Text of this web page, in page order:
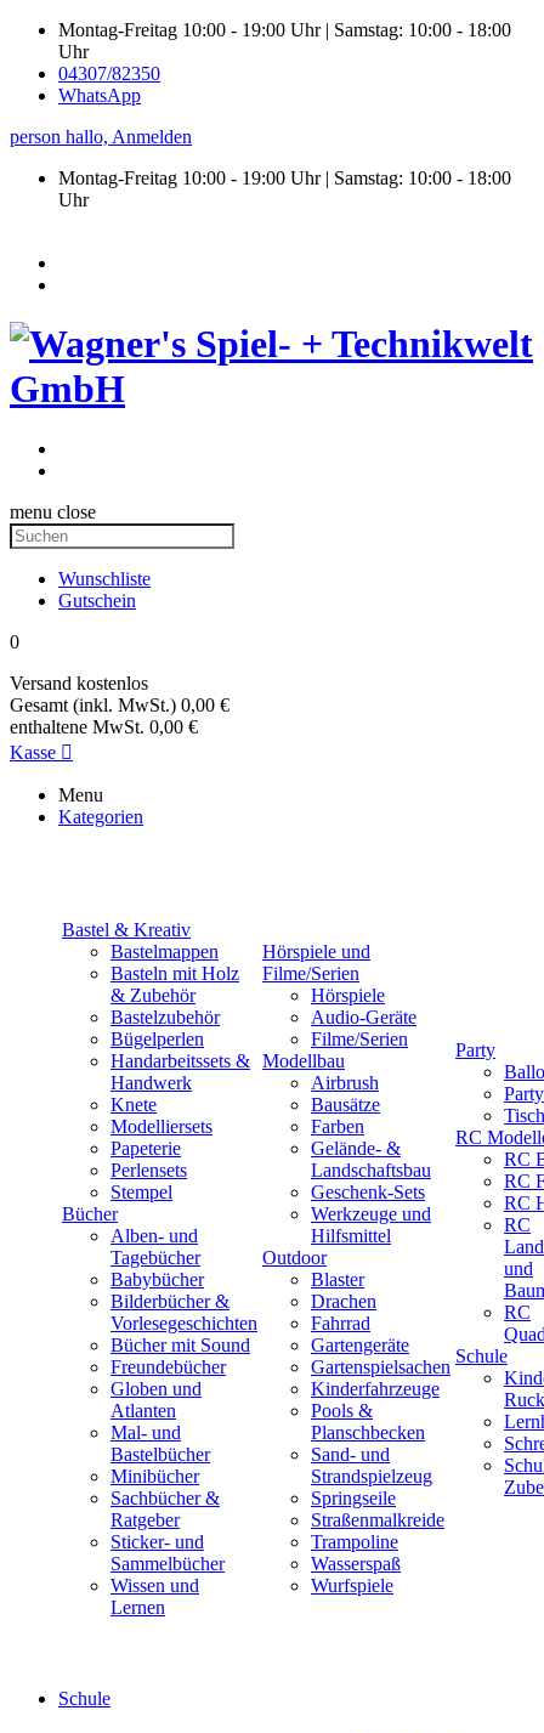
Montag-Freitag 10:00 - 19:00 Uhr | Samstag: 10:00 - 18:00
Uhr
04307/82350
WhatsApp
person hallo, Anmelden
Montag-Freitag 10:00 - 19:00 Uhr | Samstag: 10:00 - 18:00
Uhr
menu close
Wunschliste
Gutschein
0
Versand kostenlos
Gesamt (inkl. MwSt.) 0,00 €
enthaltene MwSt. 0,00 €
Kasse 
Menu
Kategorien
Bastel & Kreativ
Bastelmappen
Basteln mit Holz
& Zubehör
Bastelzubehör
Bügelperlen
Handarbeitssets &
Handwerk
Knete
Modelliersets
Papeterie
Perlensets
Stempel
Bücher
Alben- und
Tagebücher
Babybücher
Bilderbücher &
Vorlesegeschichten
Bücher mit Sound
Freundebücher
Globen und
Atlanten
Mal- und
Bastelbücher
Minibücher
Sachbücher &
Ratgeber
Sticker- und
Sammelbücher
Wissen und
Lernen
Hörspiele und
Filme/Serien
Hörspiele
Audio-Geräte
Filme/Serien
Modellbau
Airbrush
Bausätze
Farben
Gelände- &
Landschaftsbau
Geschenk-Sets
Werkzeuge und
Hilfsmittel
Outdoor
Blaster
Drachen
Fahrrad
Gartengeräte
Gartenspielsachen
Kinderfahrzeuge
Pools &
Planschbecken
Sand- und
Strandspielzeug
Springseile
Straßenmalkreide
Trampoline
Wasserspaß
Wurfspiele
Party
RC
RC
RC
RC
RC
und
RC
Schule
Schule